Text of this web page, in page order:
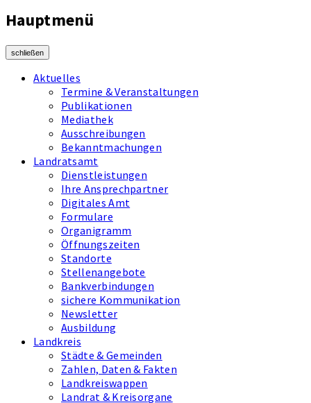
Hauptmenü
schließen
Aktuelles
Termine & Veranstaltungen
Publikationen
Mediathek
Ausschreibungen
Bekanntmachungen
Landratsamt
Dienstleistungen
Ihre Ansprechpartner
Digitales Amt
Formulare
Organigramm
Öffnungszeiten
Standorte
Stellenangebote
Bankverbindungen
sichere Kommunikation
Newsletter
Ausbildung
Landkreis
Städte & Gemeinden
Zahlen, Daten & Fakten
Landkreiswappen
Landrat & Kreisorgane